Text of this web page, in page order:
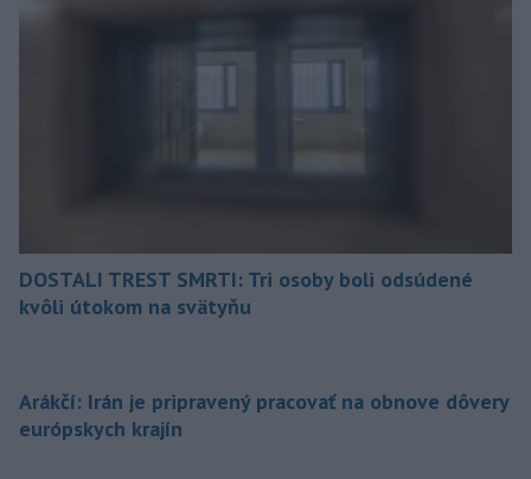
DOSTALI TREST SMRTI: Tri osoby boli odsúdené
kvôli útokom na svätyňu
Arákčí: Irán je pripravený pracovať na obnove dôvery
európskych krajín